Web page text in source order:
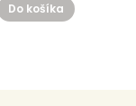
Do košíka